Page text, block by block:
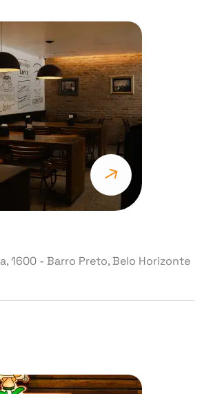
1600 - Barro Preto, Belo Horizonte